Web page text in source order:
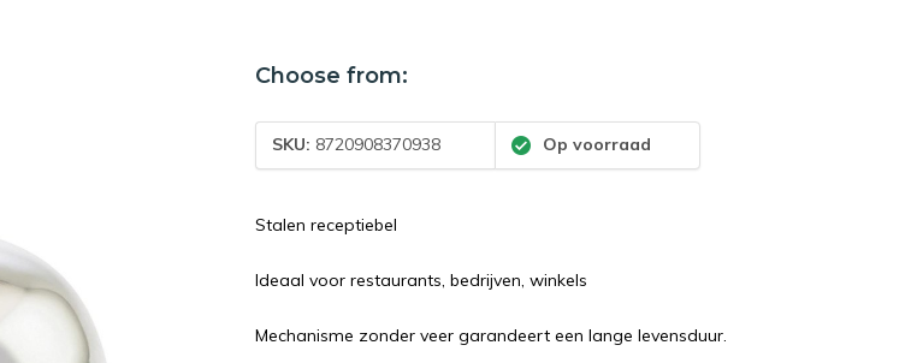
Choose from:
SKU: 8720908370938 Op voorraad
Stalen receptiebel
Ideaal voor restaurants, bedrijven, winkels
Mechanisme zonder veer garandeert een lange levensduur.